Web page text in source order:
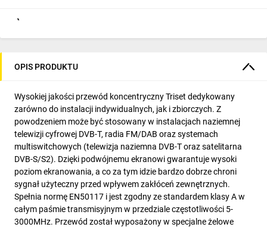
OPIS PRODUKTU
Wysokiej jakości przewód koncentryczny Triset dedykowany
zarówno do instalacji indywidualnych, jak i zbiorczych. Z
powodzeniem może być stosowany w instalacjach naziemnej
telewizji cyfrowej DVB-T, radia FM/DAB oraz systemach
multiswitchowych (telewizja naziemna DVB-T oraz satelitarna
DVB-S/S2). Dzięki podwójnemu ekranowi gwarantuje wysoki
poziom ekranowania, a co za tym idzie bardzo dobrze chroni
sygnał użyteczny przed wpływem zakłóceń zewnętrznych.
Spełnia normę EN50117 i jest zgodny ze standardem klasy A w
całym paśmie transmisyjnym w przedziale częstotliwości 5-
3000MHz. Przewód został wyposażony w specjalne żelowe